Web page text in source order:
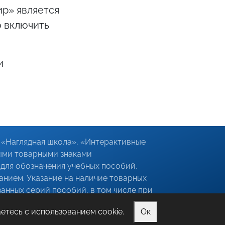
является
включить
с использованием cookie. Ок
школа», «Интерактивные
товарными знаками
обозначения учебных пособий,
Указание на наличие товарных
серий пособий, в том числе при
предоставлением недостоверных
товара.